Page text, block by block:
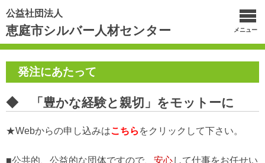
公益社団法人
恵庭市シルバー人材センター メニュー
発注にあたって
◆ 「豊かな経験と親切」をモットーに
★Webからの申し込みはこちら をクリックして下さい。
■公共的、公益的な団体ですので、 安心して仕事をお任せい